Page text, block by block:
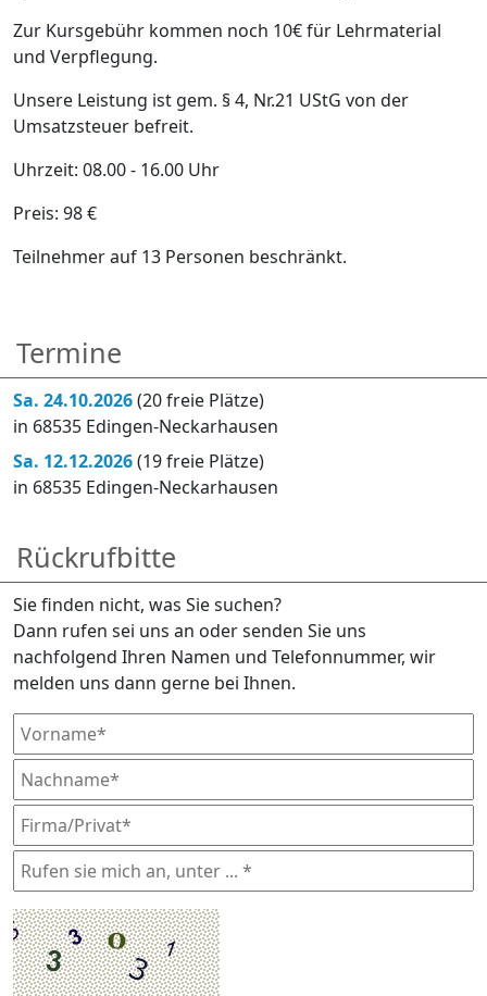
Zur Kursgebühr kommen noch 10€ für Lehrmaterial
und Verpflegung.
Unsere Leistung ist gem. § 4, Nr.21 UStG von der
Umsatzsteuer befreit.
Uhrzeit: 08.00 - 16.00 Uhr
Preis: 98 €
Teilnehmer auf 13 Personen beschränkt.
Termine
Sa. 24.10.2026(20 freie Plätze)
in 68535 Edingen-Neckarhausen
Sa. 12.12.2026(19 freie Plätze)
in 68535 Edingen-Neckarhausen
Rückrufbitte
Sie finden nicht, was Sie suchen?
Dann rufen sei uns an oder senden Sie uns
nachfolgend Ihren Namen und Telefonnummer, wir
melden uns dann gerne bei Ihnen.